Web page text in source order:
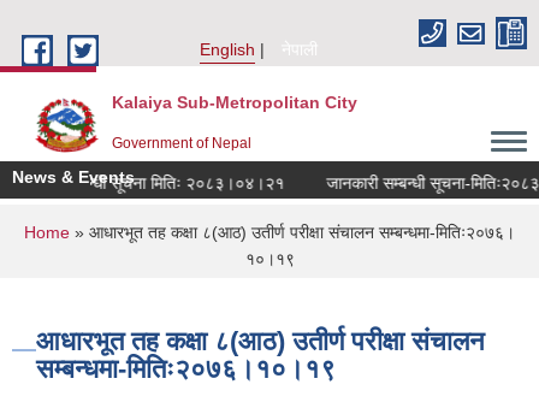
English
नेपाली
Kalaiya Sub-Metropolitan City
Government of Nepal
News & Events
नियुक्ति सम्बन्धी सूचना मितिः २०८३।०४।२१ जानकारी सम्बन्धी सूचना-
You are here
Home » आधारभूत तह कक्षा ८(आठ) उतीर्ण परीक्षा संचालन सम्बन्धमा-मितिः२०७६।
१०।१९
आधारभूत तह कक्षा ८(आठ) उतीर्ण परीक्षा संचालन
सम्बन्धमा-मितिः२०७६।१०।१९